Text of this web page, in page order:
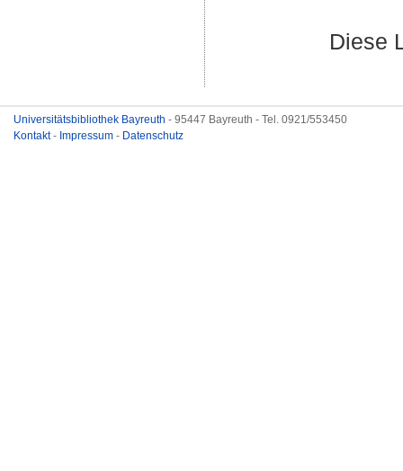
Diese
Universitätsbibliothek Bayreuth - 95447 Bayreuth - Tel. 0921/553450
Kontakt- Impressum - Datenschutz